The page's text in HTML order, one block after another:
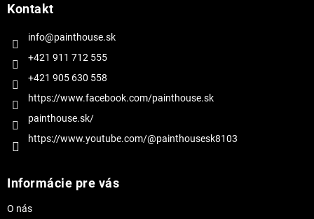
Kontakt
info@painthouse.sk
+421 911 712 555
+421 905 630 558
https://www.facebook.com/painthouse.sk
painthouse.sk/
https://www.youtube.com/@painthousesk8103
Informácie pre vás
O nás